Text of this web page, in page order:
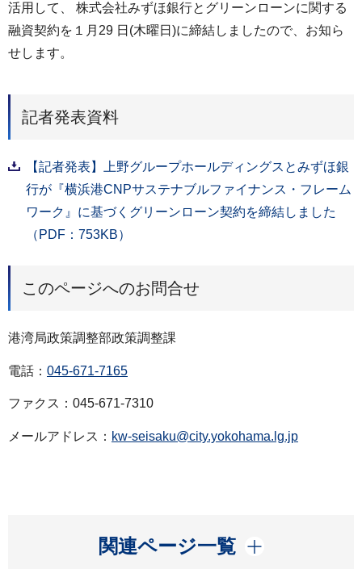
活用して、 株式会社みずほ銀行とグリーンローンに関する
融資契約を１月29 日(木曜日)に締結しましたので、お知ら
せします。
記者発表資料
【記者発表】上野グループホールディングスとみずほ銀
行が『横浜港CNPサステナブルファイナンス・フレーム
ワーク』に基づくグリーンローン契約を締結しました
（PDF：753KB）
このページへのお問合せ
港湾局政策調整部政策調整課
電話： 045-671-7165
ファクス：045-671-7310
メールアドレス： kw-seisaku@city.yokohama.lg.jp
関連ページ一覧
開く